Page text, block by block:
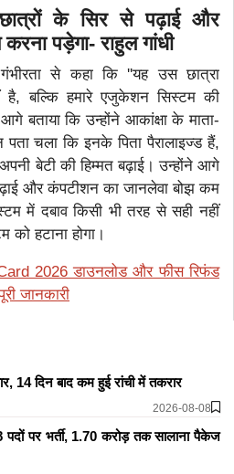
के सिर से पढ़ाई और
पड़ेगा- राहुल गांधी
से कहा कि ''यह उस छात्रा
है, बल्कि हमारे एजुकेशन सिस्टम की
बताया कि उन्होंने आकांक्षा के माता-
पता चला कि इनके पिता पैरालाइज्ड हैं,
बेटी की हिम्मत बढ़ाई। उन्होंने आगे
और कंपटीशन का जानलेवा बोझ कम
में दबाव किसी भी तरह से सही नहीं
हटाना होगा।
2026 डाउनलोड और फीस रिफंड
जानकारी
दिन बाद कम हुई रांची में तकरार
2026-08-08
पर भर्ती, 1.70 करोड़ तक सालाना पैकेज